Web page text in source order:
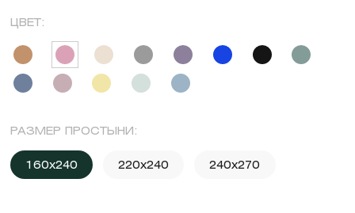
ЦВЕТ:
РАЗМЕР ПРОСТЫНИ:
160x240 220x240 240x270